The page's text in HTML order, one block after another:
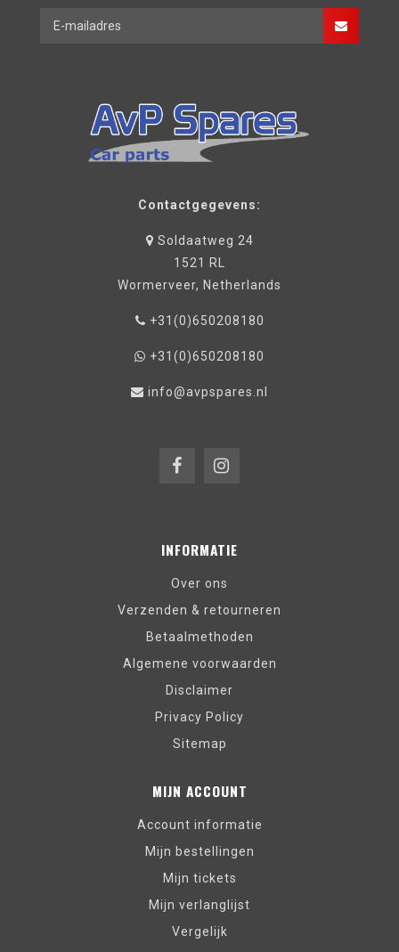
Contactgegevens:
Soldaatweg 24
1521 RL
Wormerveer, Netherlands
+31(0)650208180
+31(0)650208180
info@avpspares.nl
INFORMATIE
Over ons
Verzenden & retourneren
Betaalmethoden
Algemene voorwaarden
Disclaimer
Privacy Policy
Sitemap
MIJN ACCOUNT
Account informatie
Mijn bestellingen
Mijn tickets
Mijn verlanglijst
Vergelijk